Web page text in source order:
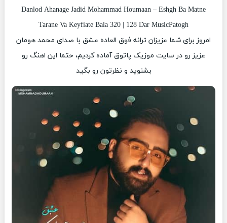
Danlod Ahanage Jadid Mohammad Houmaan – Eshgh Ba Matne
Tarane Va Keyfiate Bala 320 | 128 Dar MusicPatogh
امروز برای شما عزیزان ترانه فوق العاده عشق با صدای محمد هومان
عزیز رو در سایت موزیک پاتوق آماده کردیم، حتما این اهنگ رو
بشنوید و نظرتون رو بگید